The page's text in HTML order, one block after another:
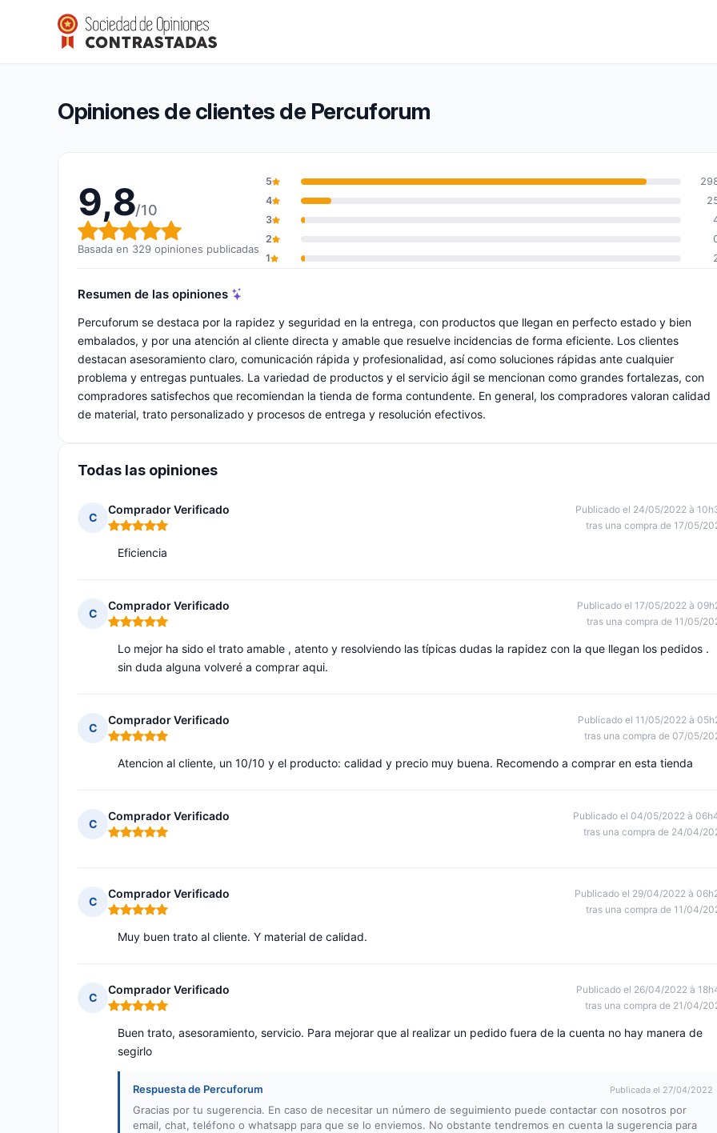
Percuforum
Calificación global: 9,8 de 10
9,8/10(329 opiniones)
Opiniones de clientes de Percuforum
9,8/10
Calificación global: 9,8 de 10
Basada en 329 opiniones publicadas
5
4
3
2
1
Resumen de las opiniones
Percuforum se destaca por la rapidez y seguridad en la entrega, con productos que llegan en perfecto estado y bien
embalados, y por una atención al cliente directa y amable que resuelve incidencias de forma eficiente. Los clientes
destacan asesoramiento claro, comunicación rápida y profesionalidad, así como soluciones rápidas ante cualquier
problema y entregas puntuales. La variedad de productos y el servicio ágil se mencionan como grandes fortalezas, con
compradores satisfechos que recomiendan la tienda de forma contundente. En general, los compradores valoran calidad
de material, trato personalizado y procesos de entrega y resolución efectivos.
Todas las opiniones
C
Comprador Verificado
Nota: 5 de 5
Publicado el 24/05/2022 à
tras una compra de 17/05/
Eficiencia
C
Comprador Verificado
Nota: 5 de 5
Publicado el 17/05/2022 à
tras una compra de 11/05/
Lo mejor ha sido el trato amable , atento y resolviendo las típicas dudas la rapidez con la que llegan los pedidos .
sin duda alguna volveré a comprar aqui.
C
Comprador Verificado
Nota: 5 de 5
Publicado el 11/05/2022 à
tras una compra de 07/05/
Atencion al cliente, un 10/10 y el producto: calidad y precio muy buena. Recomendo a comprar en esta tienda
C
Comprador Verificado
Nota: 5 de 5
Publicado el 04/05/2022 à
tras una compra de 24/04/
C
Comprador Verificado
Nota: 5 de 5
Publicado el 29/04/2022 à
tras una compra de 11/04/
Muy buen trato al cliente. Y material de calidad.
C
Comprador Verificado
Nota: 5 de 5
Publicado el 26/04/2022 à
tras una compra de 21/04/
Buen trato, asesoramiento, servicio. Para mejorar que al realizar un pedido fuera de la cuenta no hay manera de
segirlo
Respuesta de Percuforum Publicada el 27/04/2022
Gracias por tu sugerencia. En caso de necesitar un número de seguimiento puede contactar con nosotros por
email, chat, teléfono o whatsapp para que se lo enviemos. No obstante tendremos en cuenta la sugerencia para